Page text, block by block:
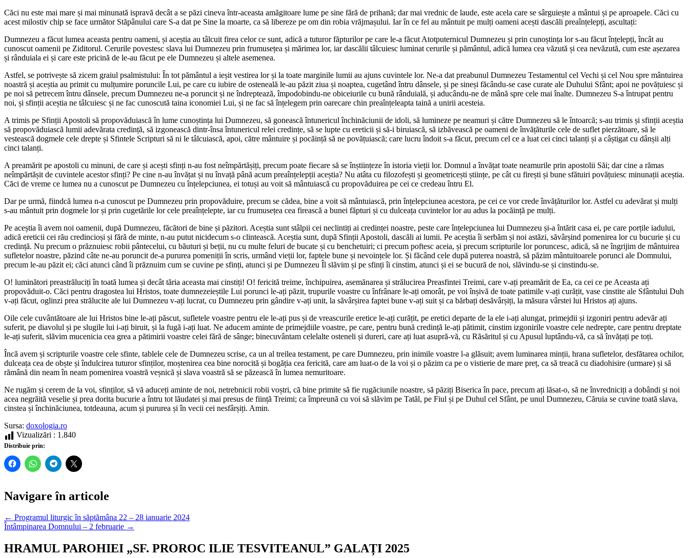
Căci nu este mai mare și mai minunată ispravă decât a se păzi cineva într-aceasta amăgitoare lume pe sine fără de prihană; dar mai vrednic de laude, este acela care se sârguiește a mântui și pe aproapele. Căci cu
acest milostiv chip se face următor Stăpânului care S-a dat pe Sine la moarte, ca să libereze pe om din robia vrăjmașului. Iar în ce fel au mântuit pe mulți oameni acești dascăli preaînțelepți, ascultați:
Dumnezeu a făcut lumea aceasta pentru oameni, și aceștia au tâlcuit firea celor ce sunt, adică a tuturor făpturilor pe care le-a făcut Atotputernicul Dumnezeu și prin cunoștința lor s-au făcut înțelepți, încât au
cunoscut oamenii pe Ziditorul. Cerurile povestesc slava lui Dumnezeu prin frumusețea și mărimea lor, iar dascălii tâlcuiesc luminat cerurile și pământul, adică lumea cea văzută și cea nevăzută, cum este așezarea
și rânduiala ei și care este pricină de le-au făcut pe ele Dumnezeu și altele asemenea.
Astfel, se potrivește să zicem graiul psalmistului: În tot pământul a ieșit vestirea lor și la toate marginile lumii au ajuns cuvintele lor. Ne-a dat preabunul Dumnezeu Testamentul cel Vechi și cel Nou spre mântuirea
noastră și aceștia au primit cu mulțumire poruncile Lui, pe care cu iubire de osteneală le-au păzit ziua și noaptea, cugetând întru dânsele, și pe sineși făcându-se case curate ale Duhului Sfânt; apoi ne povățuiesc și
pe noi să petrecem întru dânsele, precum Dumnezeu ne-a poruncit și ne îndreptează, împodobindu-ne obiceiurile cu bună rânduială, și aducându-ne de mână spre cele mai înalte. Dumnezeu S-a întrupat pentru
noi, și sfinții aceștia ne tâlcuiesc și ne fac cunoscută taina iconomiei Lui, și ne fac să înțelegem prin oarecare chin preaînțeleapta taină a unirii acesteia.
A trimis pe Sfinții Apostoli să propovăduiască în lume cunoștința lui Dumnezeu, să gonească întunericul închinăciunii de idoli, să lumineze pe neamuri și către Dumnezeu să le întoarcă; s-au trimis și sfinții aceștia
să propovăduiască lumii adevărata credință, să izgonească dintr-însa întunericul relei credințe, să se lupte cu ereticii și să-i biruiască, să izbăvească pe oameni de învățăturile cele de suflet pierzătoare, să le
vestească dogmele cele drepte și Sfintele Scripturi să ni le tâlcuiască, apoi, către mântuire și pocăință să ne povățuiască; care lucru îndoit s-a făcut, precum cel ce a luat cei cinci talanți și a câștigat cu dânșii alți
cinci talanți.
A preamărit pe apostoli cu minuni, de care și acești sfinți n-au fost neîmpărtășiți, precum poate fiecare să se înștiințeze în istoria vieții lor. Domnul a învățat toate neamurile prin apostolii Săi; dar cine a rămas
neîmpărtășit de cuvintele acestor sfinți? Pe cine n-au învățat și nu învață până acum preaînțelepții aceștia? Nu atâta cu filozofești și geometricești științe, pe cât cu firești și bune sfătuiri povățuiesc minunații aceștia.
Căci de vreme ce lumea nu a cunoscut pe Dumnezeu cu înțelepciunea, ei totuși au voit să mântuiască cu propovăduirea pe cei ce credeau întru El.
Dar pe urmă, fiindcă lumea n-a cunoscut pe Dumnezeu prin propovăduire, precum se cădea, bine a voit să mântuiască, prin înțelepciunea acestora, pe cei ce vor crede învățăturilor lor. Astfel cu adevărat și mulți
s-au mântuit prin dogmele lor și prin cugetările lor cele preaînțelepte, iar cu frumusețea cea firească a bunei făpturi și cu dulceața cuvintelor lor au adus la pocăință pe mulți.
Pe aceștia îi avem noi oamenii, după Dumnezeu, făcători de bine și păzitori. Aceștia sunt stâlpii cei neclintiți ai credinței noastre, peste care înțelepciunea lui Dumnezeu și-a întărit casa ei, pe care porțile iadului,
adică ereticii cei rău credincioși și fără de minte, n-au putut nicidecum s-o clintească. Aceștia sunt, după Sfinții Apostoli, dascăli ai lumii. Pe aceștia îi serbăm și noi astăzi, săvârșind pomenirea lor cu bucurie și cu
credință. Nu precum o prăznuiesc robii pântecelui, cu băuturi și beții, nu cu multe feluri de bucate și cu benchetuiri; ci precum poftesc aceia, și precum scripturile lor poruncesc, adică, să ne îngrijim de mântuirea
sufletelor noastre, păzind câte ne-au poruncit de-a pururea pomeniții în scris, urmând vieții lor, faptele bune și nevoințele lor. Și făcând cele după puterea noastră, să păzim mântuitoarele porunci ale Domnului,
precum le-au păzit ei; căci atunci când îi prăznuim cum se cuvine pe sfinți, atunci și pe Dumnezeu Îl slăvim și pe sfinți îi cinstim, atunci și ei se bucură de noi, slăvindu-se și cinstindu-se.
O! luminători preastrăluciți în toată lumea și decât tăria aceasta mai cinstiți! O! fericită treime, închipuirea, asemănarea și strălucirea Preasfintei Treimi, care v-ați preamărit de Ea, ca cei ce pe Aceasta ați
propovăduit-o. Căci pentru dragostea lui Hristos, toate dumnezeieștile Lui porunci le-ați păzit, trupurile voastre cu înfrânare le-ați omorât, pe voi înșivă de toate patimile v-ați curățit, vase cinstite ale Sfântului Duh
v-ați făcut, oglinzi prea strălucite ale lui Dumnezeu v-ați lucrat, cu Dumnezeu prin gândire v-ați unit, la săvârșirea faptei bune v-ați suit și ca bărbați desăvârșiți, la măsura vârstei lui Hristos ați ajuns.
Oile cele cuvântătoare ale lui Hristos bine le-ați păscut, sufletele voastre pentru ele le-ați pus și de vreascurile eretice le-ați curățit, pe eretici departe de la ele i-ați alungat, primejdii și izgoniri pentru adevăr ați
suferit, pe diavolul și pe slugile lui i-ați biruit, și la fugă i-ați luat. Ne aducem aminte de primejdiile voastre, pe care, pentru bună credință le-ați pătimit, cinstim izgonirile voastre cele nedrepte, care pentru dreptate
le-ați suferit, slăvim mucenicia cea grea a pătimirii voastre celei fără de sânge; binecuvântam celelalte osteneli și dureri, care ați luat asupră-vă, cu Răsăritul și cu Apusul luptându-vă, ca să învățați pe toți.
Încă avem și scripturile voastre cele sfinte, tablele cele de Dumnezeu scrise, ca un al treilea testament, pe care Dumnezeu, prin inimile voastre l-a glăsuit; avem luminarea minții, hrana sufletelor, desfătarea ochilor,
dulceața cea de obște și îndulcirea tuturor sfinților, moștenirea cea bine norocită și bogăția cea fericită, care am luat-o de la voi și o păzim ca pe o vistierie de mare preț, ca să treacă cu diadohisire (urmare) și să
rămână din neam în neam pomenirea voastră veșnică și slava voastră să se păzească în lumea nemuritoare.
Ne rugăm și cerem de la voi, sfinților, să vă aduceți aminte de noi, netrebnicii robii voștri, că bine primite să fie rugăciunile noastre, să păziți Biserica în pace, precum ați lăsat-o, să ne învredniciți a dobândi și noi
acea negrăită veselie și prea dorita bucurie a întru tot lăudatei și mai presus de ființă Treimi; ca împreună cu voi să slăvim pe Tatăl, pe Fiul și pe Duhul cel Sfânt, pe unul Dumnezeu, Căruia se cuvine toată slava,
cinstea și închinăciunea, totdeauna, acum și pururea și în vecii cei nesfârșiți. Amin.
Sursa: doxologia.ro
Vizualizări : 1.840
Distribuie prin:
Navigare în articole
← Programul liturgic în săptămâna 22 – 28 ianuarie 2024
Întâmpinarea Domnului – 2 februarie →
HRAMUL PAROHIEI „SF. PROROC ILIE TESVITEANUL” GALAȚI 2025